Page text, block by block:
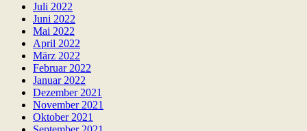
Juli 2022
Juni 2022
Mai 2022
April 2022
März 2022
Februar 2022
Januar 2022
Dezember 2021
November 2021
Oktober 2021